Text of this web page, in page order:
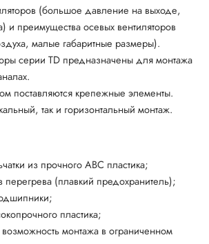
(большое давление на выходе,
и преимущества осевых вентиляторов
малые габаритные размеры).
серии TD предназначены для монтажа
поставляются крепежные элементы.
так и горизонтальный монтаж.
из прочного ABC пластика;
перегрева (плавкий предохранитель);
пластика;
возможность монтажа в ограниченном